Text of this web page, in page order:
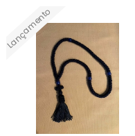
Lançamento